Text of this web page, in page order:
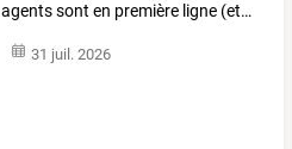
agentssont en première ligne (et…
31 juil. 2026